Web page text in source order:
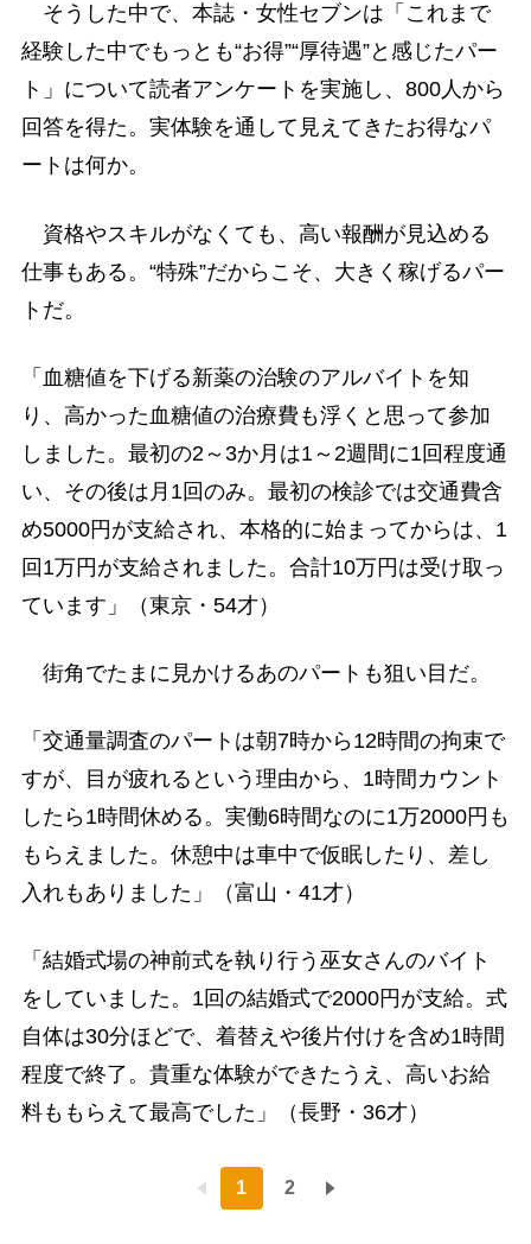
そうした中で、本誌・女性セブンは「これまで
経験した中でもっとも“お得”“厚待遇”と感じたパー
ト」について読者アンケートを実施し、800人から
回答を得た。実体験を通して見えてきたお得なパ
ートは何か。
資格やスキルがなくても、高い報酬が見込める
仕事もある。“特殊”だからこそ、大きく稼げるパー
トだ。
「血糖値を下げる新薬の治験のアルバイトを知
り、高かった血糖値の治療費も浮くと思って参加
しました。最初の2～3か月は1～2週間に1回程度通
い、その後は月1回のみ。最初の検診では交通費含
め5000円が支給され、本格的に始まってからは、1
回1万円が支給されました。合計10万円は受け取っ
ています」（東京・54才）
街角でたまに見かけるあのパートも狙い目だ。
「交通量調査のパートは朝7時から12時間の拘束で
すが、目が疲れるという理由から、1時間カウント
したら1時間休める。実働6時間なのに1万2000円も
もらえました。休憩中は車中で仮眠したり、差し
入れもありました」（富山・41才）
「結婚式場の神前式を執り行う巫女さんのバイト
をしていました。1回の結婚式で2000円が支給。式
自体は30分ほどで、着替えや後片付けを含め1時間
程度で終了。貴重な体験ができたうえ、高いお給
料ももらえて最高でした」（長野・36才）
1 2